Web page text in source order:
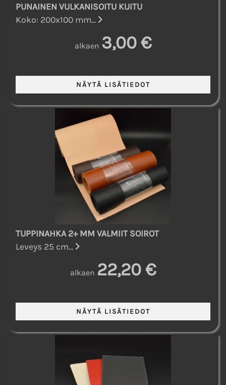
PUNAINEN VULKANISOITU KUITU
Koko: 200x100 mm...
alkaen 3,00 €
TUPPINAHKA 2+ MM VALMIIT SOIROT
Leveys 25 cm...
alkaen 22,20 €